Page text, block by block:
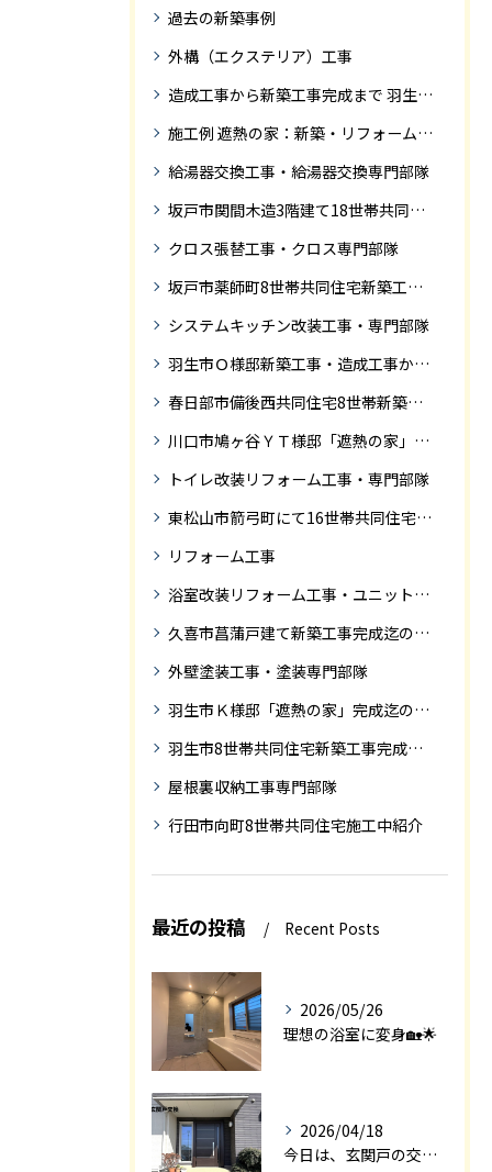
過去の新築事例
外構（エクステリア）工事
造成工事から新築工事完成まで 羽生市Ｓ様邸新築工事・
施工例 遮熱の家：新築・リフォーム ドローンにて空撮
給湯器交換工事・給湯器交換専門部隊
坂戸市関間木造3階建て18世帯共同住宅の完成迄紹介
クロス張替工事・クロス専門部隊
坂戸市薬師町8世帯共同住宅新築工事完成迄の紹介です
システムキッチン改装工事・専門部隊
羽生市Ｏ様邸新築工事・造成工事から住宅完成までの紹介
春日部市備後西共同住宅8世帯新築工事完成迄の紹介です。
川口市鳩ヶ谷ＹＴ様邸「遮熱の家」工事状況
トイレ改装リフォーム工事・専門部隊
東松山市箭弓町にて16世帯共同住宅新築工事完成迄の紹介です。
リフォーム工事
浴室改装リフォーム工事・ユニットバス専門部隊
久喜市菖蒲戸建て新築工事完成迄の紹介
外壁塗装工事・塗装専門部隊
羽生市Ｋ様邸「遮熱の家」完成迄の紹介です
羽生市8世帯共同住宅新築工事完成迄の紹介
屋根裏収納工事専門部隊
行田市向町8世帯共同住宅施工中紹介
最近の投稿 Recent Posts
2026/05/26
理想の浴室に変身🏡🌟
2026/04/18
今日は、玄関戸の交換工事をご紹介します🚪✨。